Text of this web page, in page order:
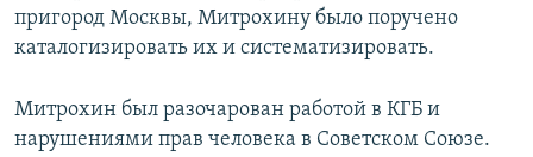
пригород Москвы, Митрохину было поручено
каталогизировать их и систематизировать.
Митрохин был разочарован работой в КГБ и
нарушениями прав человека в Советском Союзе.